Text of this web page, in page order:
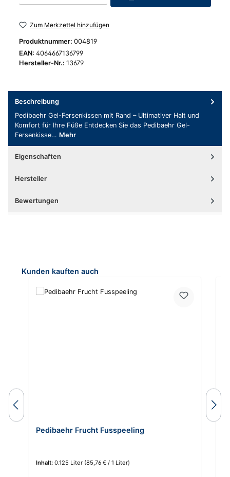
Zum Merkzettel hinzufügen
Produktnummer: 004819
EAN: 4064667136799
Hersteller-Nr.: 13679
Beschreibung
Pedibaehr Gel-Fersenkissen mit Rand – Ultimativer Halt und
Komfort für Ihre Füße Entdecken Sie das Pedibaehr Gel-
Fersenkisse… Mehr
Eigenschaften
Hersteller
Bewertungen
Produktgalerie überspringen
Kunden kauften auch
Pedibaehr Frucht Fusspeeling
Inhalt: 0.125 Liter (85,76 € / 1 Liter)